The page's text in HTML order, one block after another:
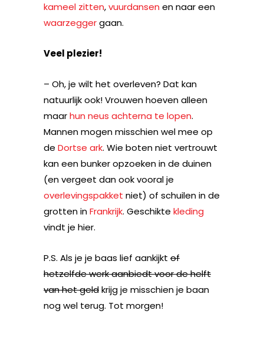
kameel zitten,vuurdansen en naar een
waarzeggergaan.
Veel plezier!
– Oh, je wilt het overleven? Dat kan
natuurlijk ook! Vrouwen hoeven alleen
maarhun neus achterna te lopen.
Mannen mogen misschien wel mee op
de Dortse ark. Wie boten niet vertrouwt
kan een bunker opzoeken in de duinen
(en vergeet dan ook vooral je
overlevingspakket niet) of schuilen in de
grotten inFrankrijk. Geschikte kleding
vindt je hier.
P.S. Als je je baas lief aankijkt of
hetzelfde werk aanbiedt voor de helft
van het geldkrijg je misschien je baan
nog wel terug. Tot morgen!